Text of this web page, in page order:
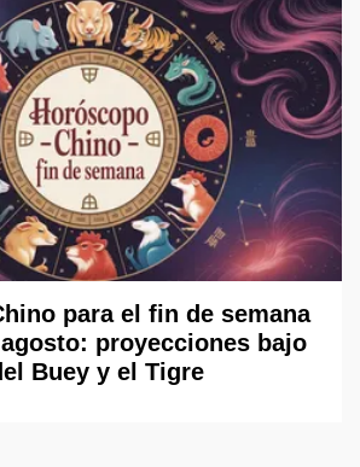
para el fin de semana
proyecciones bajo
Buey y el Tigre